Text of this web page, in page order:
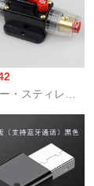
・スティレオ
を出たら、ス
ッチ付きの自动
チ・ブズにヒる
ワーバランス40
いています。